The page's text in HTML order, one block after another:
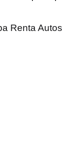
Renta Autos